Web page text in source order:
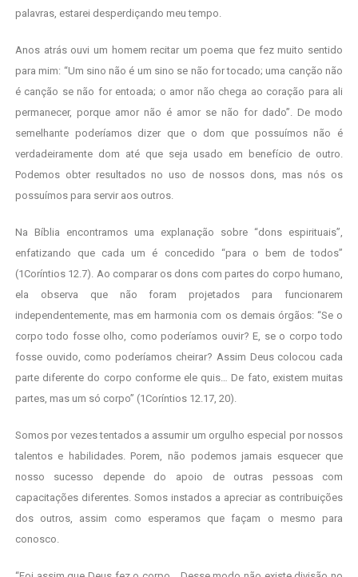
palavras, estarei desperdiçando meu tempo.
Anos atrás ouvi um homem recitar um poema que fez muito sentido
para mim: “Um sino não é um sino se não for tocado; uma canção não
é canção se não for entoada; o amor não chega ao coração para ali
permanecer, porque amor não é amor se não for dado”. De modo
semelhante poderíamos dizer que o dom que possuímos não é
verdadeiramente dom até que seja usado em benefício de outro.
Podemos obter resultados no uso de nossos dons, mas nós os
possuímos para servir aos outros.
Na Bíblia encontramos uma explanação sobre “dons espirituais”,
enfatizando que cada um é concedido “para o bem de todos”
(1Coríntios 12.7). Ao comparar os dons com partes do corpo humano,
ela observa que não foram projetados para funcionarem
independentemente, mas em harmonia com os demais órgãos: “Se o
corpo todo fosse olho, como poderíamos ouvir? E, se o corpo todo
fosse ouvido, como poderíamos cheirar? Assim Deus colocou cada
parte diferente do corpo conforme ele quis… De fato, existem muitas
partes, mas um só corpo” (1Coríntios 12.17, 20).
Somos por vezes tentados a assumir um orgulho especial por nossos
talentos e habilidades. Porem, não podemos jamais esquecer que
nosso sucesso depende do apoio de outras pessoas com
capacitações diferentes. Somos instados a apreciar as contribuições
dos outros, assim como esperamos que façam o mesmo para
conosco.